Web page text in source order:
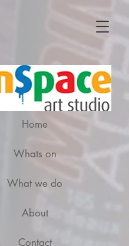
Home
Whats on
What we do
About
Contact